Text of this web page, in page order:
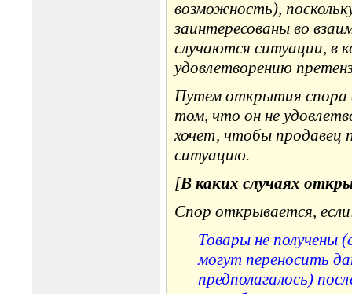
возможность),
заинтересованы во
случаются ситуации, в
удовлетворению
Путем открытия спора
том, что он не
хочет, чтобы продавец
ситуацию.
[В каких случаях
Спор открывается,
Товары не получены
могут переносить
предполагалось)